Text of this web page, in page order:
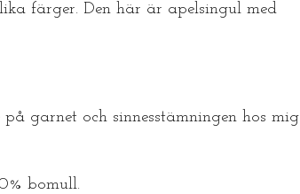
färger. Den här är apelsingul med
garnet och sinnesstämningen hos mig
bomull.